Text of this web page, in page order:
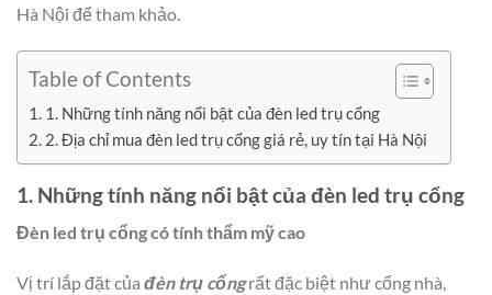
Hà Nội để tham khảo.
Table of Contents
1. Những tính năng nổi bật của đèn led trụ cổng
2. Địa chỉ mua đèn led trụ cổng giá rẻ, uy tín tại Hà Nội
1. Những tính năng nổi bật của đèn led trụ cổng
Đèn led trụ cổng có tính thẩm mỹ cao
Vị trí lắp đặt của đèn trụ cổngrất đặc biệt như cổng nhà,